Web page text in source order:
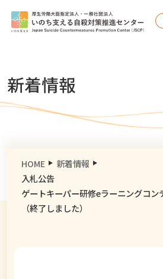
新着情報
HOME
新着情報
入札公告
ゲートキーパー研修eラーニングコン
（終了しました）